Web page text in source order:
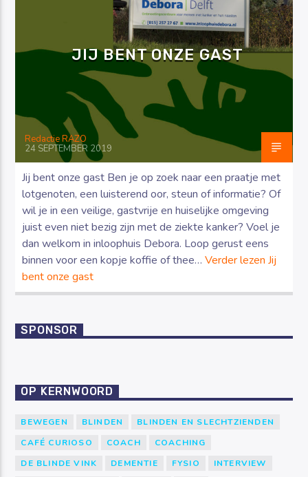
Luister RAZO online
JIJ BENT ONZE GAST
Redactie RAZO
24 SEPTEMBER 2019
Jij bent onze gast Ben je op zoek naar een praatje met
lotgenoten, een luisterend oor, steun of informatie? Of
wil je in een veilige, gastvrije en huiselijke omgeving
juist even niet bezig zijn met de ziekte kanker? Voel je
dan welkom in inloophuis Debora. Loop gerust eens
binnen voor een kopje koffie of thee…Verder lezen Jij
bent onze gast
SPONSOR
OP KERNWOORD
BEWEGEN BLINDEN
BLINDEN EN SLECHTZIENDEN
CAFÉ CURIOSO
COACH
COACHING
DE BLINDE VINK
DEMENTIE FYSIO
INTERVIEW